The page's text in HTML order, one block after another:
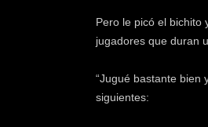
Pero le picó el bichito
jugadores que duran
“Jugué bastante bien
siguientes: